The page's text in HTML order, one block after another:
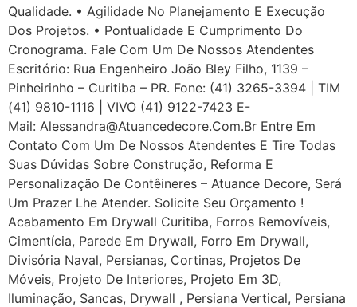
Qualidade. • Agilidade No Planejamento E Execução
Dos Projetos. • Pontualidade E Cumprimento Do
Cronograma. Fale Com Um De Nossos Atendentes
Escritório: Rua Engenheiro João Bley Filho, 1139 –
Pinheirinho – Curitiba – PR. Fone: (41) 3265-3394 | TIM
(41) 9810-1116 | VIVO (41) 9122-7423 E-
Mail: Alessandra@atuancedecore.com.br Entre Em
Contato Com Um De Nossos Atendentes E Tire Todas
Suas Dúvidas Sobre Construção, Reforma E
Personalização De Contêineres – Atuance Decore, Será
Um Prazer Lhe Atender. Solicite Seu Orçamento !
Acabamento Em Drywall Curitiba, Forros Removíveis,
Cimentícia, Parede Em Drywall, Forro Em Drywall,
Divisória Naval, Persianas, Cortinas, Projetos De
Móveis, Projeto De Interiores, Projeto Em 3D,
Iluminação, Sancas, Drywall , Persiana Vertical, Persiana